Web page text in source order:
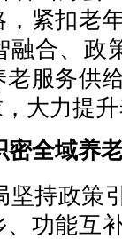
紧扣老
融合、政
老服务供
大力提
密全域养
坚持政策
、功能互